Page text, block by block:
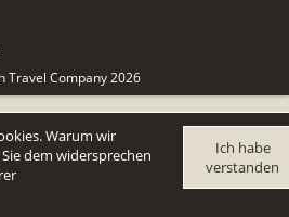
Travel Company 2026
Warum wir
dem widersprechen
Ich habe
verstanden